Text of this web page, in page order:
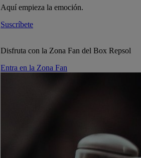
Aquí empieza la emoción.
Suscríbete
Disfruta con la Zona Fan del Box Repsol
Entra en la Zona Fan